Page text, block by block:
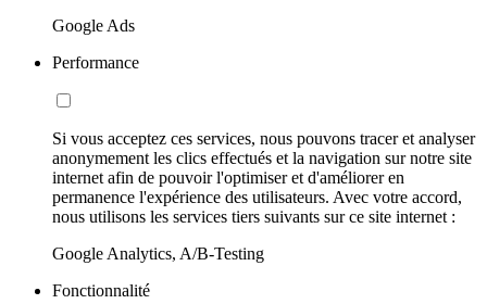
Google Ads
Performance
Si vous acceptez ces services, nous pouvons tracer et analyser
anonymement les clics effectués et la navigation sur notre site
internet afin de pouvoir l'optimiser et d'améliorer en
permanence l'expérience des utilisateurs. Avec votre accord,
nous utilisons les services tiers suivants sur ce site internet :
Google Analytics, A/B-Testing
Fonctionnalité